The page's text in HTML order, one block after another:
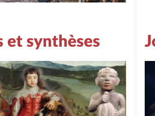
et synthèses